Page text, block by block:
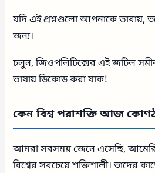
যদি এই প্রশ্নগুলো আপনাকে ভাবায়,
জন্য।
চলুন, জিওপলিটিক্সের এই জটিল
ভাষায় ডিকোড করা যাক!
কেন বিশ্ব পরাশক্তি আজ
আমরা সবসময় জেনে এসেছি,
বিশ্বের সবচেয়ে শক্তিশালী। তাদের